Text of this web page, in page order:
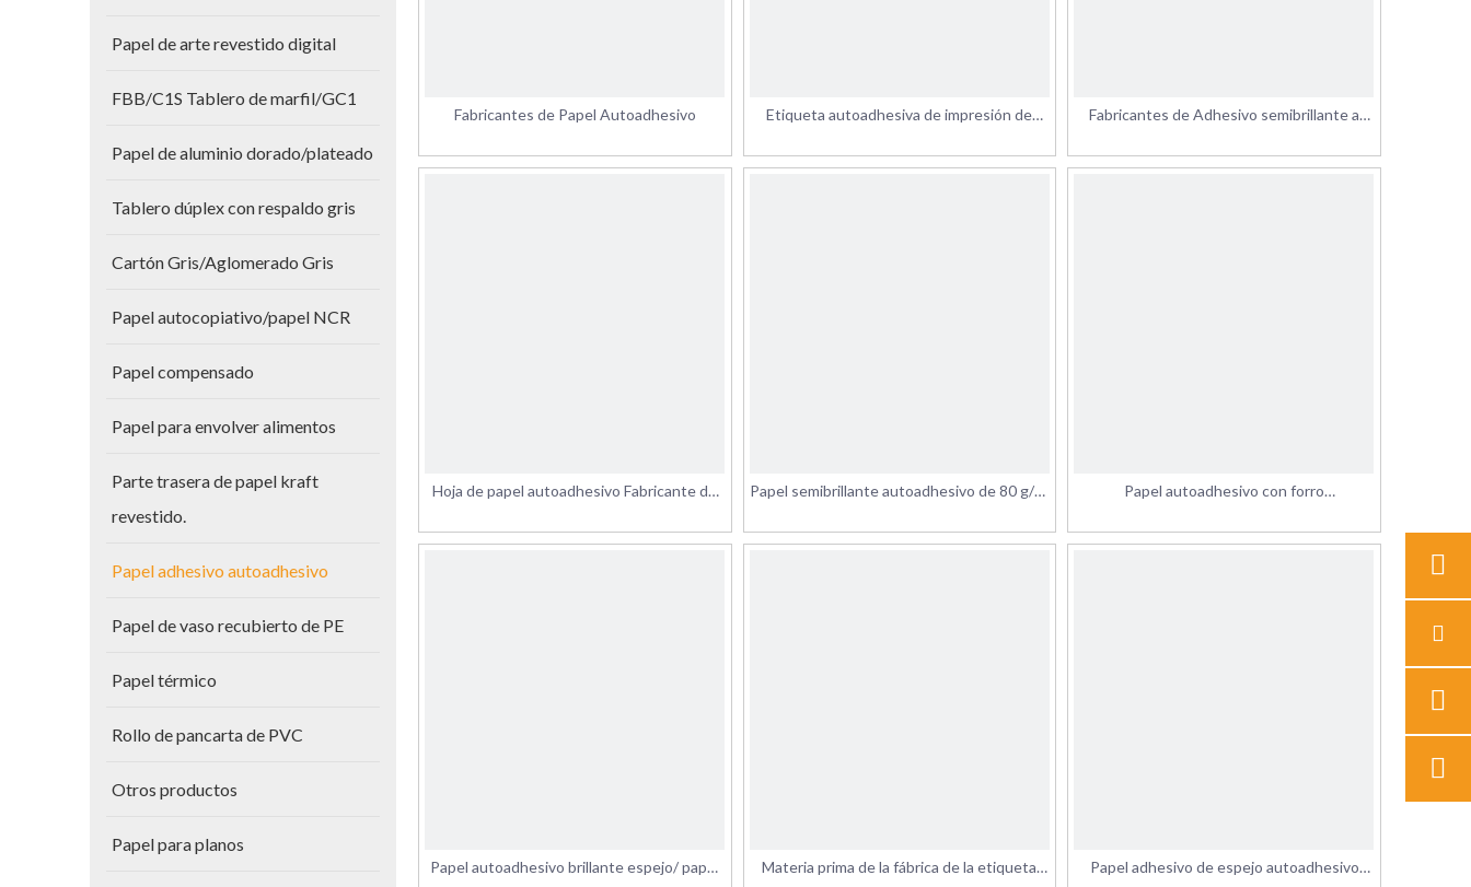
Papel de arte revestido digital
FBB/C1S Tablero de marfil/GC1
Papel de aluminio dorado/plateado
Tablero dúplex con respaldo gris
Cartón Gris/Aglomerado Gris
Papel autocopiativo/papel NCR
Papel compensado
Papel para envolver alimentos
Parte trasera de papel kraft
revestido.
Papel adhesivo autoadhesivo
Papel de vaso recubierto de PE
Papel térmico
Rollo de pancarta de PVC
Otros productos
Papel para planos
Fabricantes de Papel Autoadhesivo
Etiqueta autoadhesiva de impresión de
Fabricantes de Adhesivo semibrillante a
Hoja de papel autoadhesivo Fabricante de
Papel semibrillante autoadhesivo de 80 g/m²
agua/adhesivo termofusible
Papel autoadhesivo con forro
Papel autoadhesivo brillante espejo/ papel
Materia prima de la fábrica de la etiqueta
Papel adhesivo de espejo autoadhesivo